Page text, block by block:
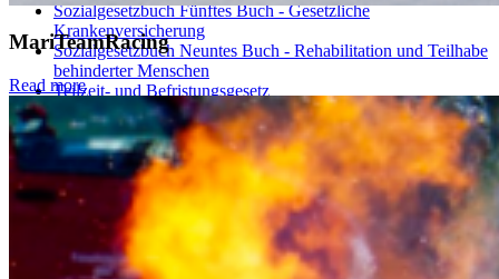
MariTeamRacing
Read more
Sozialgesetzbuch Fünftes Buch - Gesetzliche
Krankenversicherung
Sozialgesetzbuch Neuntes Buch - Rehabilitation und Teilhabe
behinderter Menschen
Teilzeit- und Befristungsgesetz
Tarifvertrag für den öffentlichen Dienst der Länder
Tarifvertrag zur Überleitung der Beschäftigten der Länder in
den TV-L
Verpflichtungsgesetz
Wissenschaftszeitvertragsgesetz
Ansprech­part­ner